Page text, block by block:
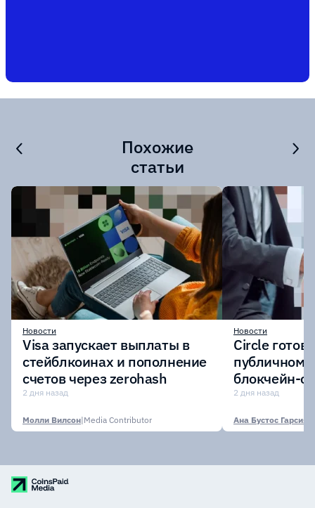
Похожие
статьи
Новости
Visa запускает выплаты в
стейблкоинах и пополнение
счетов через zerohash
2 дня назад
Молли Вилсон|Media Contributor
Новости
Circle
публичному
блокчейн-
участии
2 дня назад
Ана Бустос Гарсия